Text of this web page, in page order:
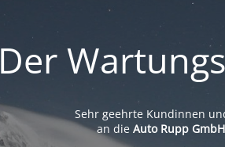
Der
Sehr geehrte Kundinnen
an die Auto Rupp